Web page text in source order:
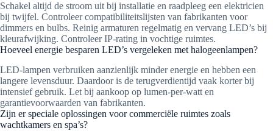
Schakel altijd de stroom uit bij installatie en raadpleeg een elektricien
bij twijfel. Controleer compatibiliteitslijsten van fabrikanten voor
dimmers en bulbs. Reinig armaturen regelmatig en vervang LED’s bij
kleurafwijking. Controleer IP-rating in vochtige ruimtes.
Hoeveel energie besparen LED’s vergeleken met halogeenlampen?
LED-lampen verbruiken aanzienlijk minder energie en hebben een
langere levensduur. Daardoor is de terugverdientijd vaak korter bij
intensief gebruik. Let bij aankoop op lumen-per-watt en
garantievoorwaarden van fabrikanten.
Zijn er speciale oplossingen voor commerciële ruimtes zoals
wachtkamers en spa’s?